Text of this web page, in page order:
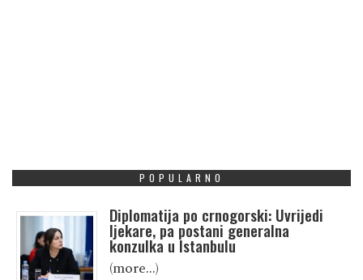
POPULARNO
Diplomatija po crnogorski: Uvrijedi
ljekare, pa postani generalna
konzulka u Istanbulu
(more…)